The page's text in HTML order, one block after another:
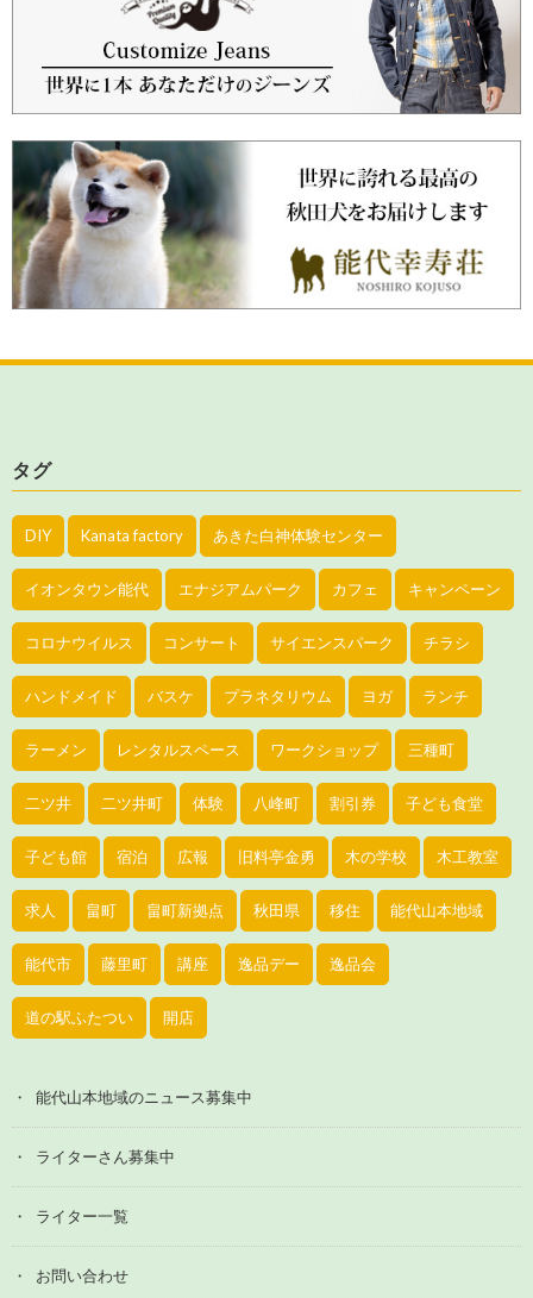
タグ
DIY Kanata factory あきた白神体験センター
イオンタウン能代 エナジアムパーク カフェ キャンペーン
コロナウイルス コンサート サイエンスパーク チラシ
ハンドメイド バスケ プラネタリウム ヨガ ランチ
ラーメン レンタルスペース ワークショップ 三種町
二ツ井 二ツ井町 体験 八峰町 割引券 子ども食堂
子ども館 宿泊 広報 旧料亭金勇 木の学校 木工教室
求人 畠町 畠町新拠点 秋田県 移住 能代山本地域
能代市 藤里町 講座 逸品デー 逸品会
道の駅ふたつい 開店
能代山本地域のニュース募集中
ライターさん募集中
ライター一覧
お問い合わせ